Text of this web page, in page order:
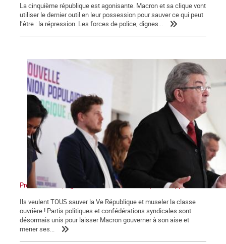
La cinquième république est agonisante. Macron et sa clique vont
utiliser le dernier outil en leur possession pour sauver ce qui peut
l’être : la répression. Les forces de police, dignes...
Présidentielles, législatives : Non au front unique des appareils !
Ils veulent TOUS sauver la Ve République et museler la classe
ouvrière ! Partis politiques et confédérations syndicales sont
désormais unis pour laisser Macron gouverner à son aise et
mener ses...